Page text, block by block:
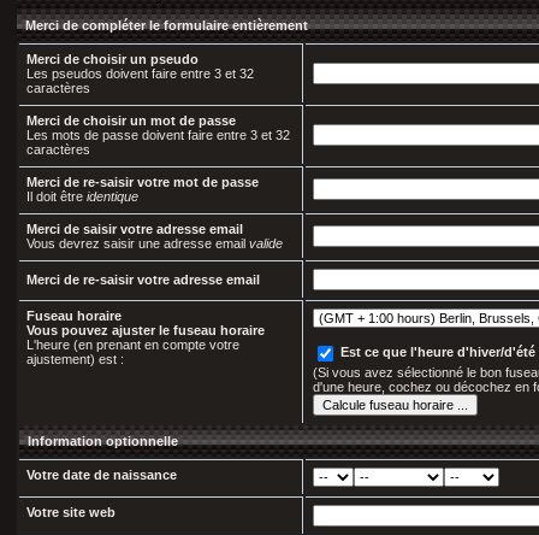
Merci de compléter le formulaire entièrement
Merci de choisir un pseudo
Les pseudos doivent faire entre 3 et 32
caractères
Merci de choisir un mot de passe
Les mots de passe doivent faire entre 3 et 32
caractères
Merci de re-saisir votre mot de passe
Il doit être identique
Merci de saisir votre adresse email
Vous devrez saisir une adresse email valide
Merci de re-saisir votre adresse email
Fuseau horaire
Vous pouvez ajuster le fuseau horaire
L'heure (en prenant en compte votre
ajustement) est :
Est ce que l'heure d'hiver/
(Si vous avez sélectionné le bon
d'une heure, cochez ou décochez en
Information optionnelle
Votre date de naissance
Votre site web